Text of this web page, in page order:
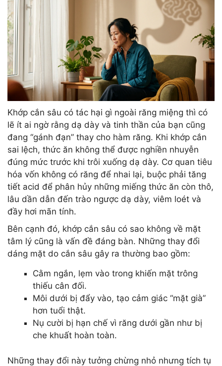
Khớp cắn sâu có tác hại gì ngoài răng miệng thì có
lẽ ít ai ngờ rằng dạ dày và tinh thần của bạn cũng
đang “gánh đạn” thay cho hàm răng. Khi khớp cắn
sai lệch, thức ăn không thể được nghiền nhuyễn
đúng mức trước khi trôi xuống dạ dày. Cơ quan tiêu
hóa vốn không có răng để nhai lại, buộc phải tăng
tiết acid để phân hủy những miếng thức ăn còn thô,
lâu dần dẫn đến trào ngược dạ dày, viêm loét và
đầy hơi mãn tính.
Bên cạnh đó, khớp cắn sâu có sao không về mặt
tâm lý cũng là vấn đề đáng bàn. Những thay đổi
dáng mặt do cắn sâu gây ra thường bao gồm:
Cằm ngắn, lẹm vào trong khiến mặt trông
thiếu cân đối.
Môi dưới bị đẩy vào, tạo cảm giác “mặt già”
hơn tuổi thật.
Nụ cười bị hạn chế vì răng dưới gần như bị
che khuất hoàn toàn.
Những thay đổi này tưởng chừng nhỏ nhưng tích tụ